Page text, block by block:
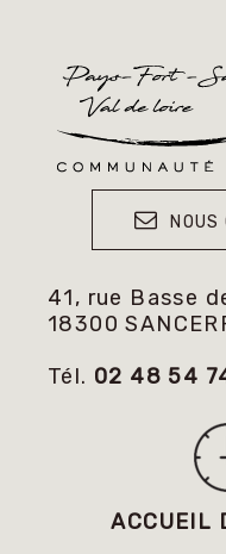
NOUS
41, rue Basse
18300
Tél. 02 48 54
ACCUEIL